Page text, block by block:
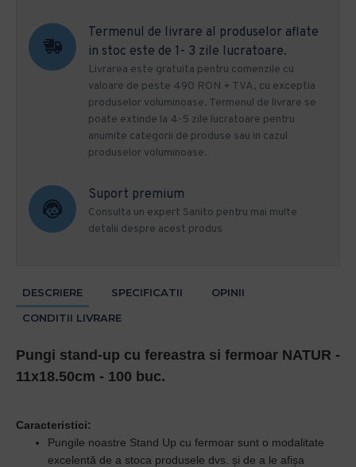
Termenul de livrare al produselor aflate
in stoc este de 1- 3 zile lucratoare.
Livrarea este gratuita pentru comenzile cu
valoare de peste 490 RON + TVA, cu exceptia
produselor voluminoase. Termenul de livrare se
poate extinde la 4-5 zile lucratoare pentru
anumite categorii de produse sau in cazul
produselor voluminoase.
Suport premium
Consulta un expert Sanito pentru mai multe
detalii despre acest produs
DESCRIERE SPECIFICATII
OPINII
CONDITII LIVRARE
Pungi stand-up cu fereastra si fermoar NATUR -
11x18.50cm - 100 buc.
Caracteristici:
Pungile noastre Stand Up cu fermoar sunt o modalitate
excelentă de a stoca produsele dvs. și de a le afișa